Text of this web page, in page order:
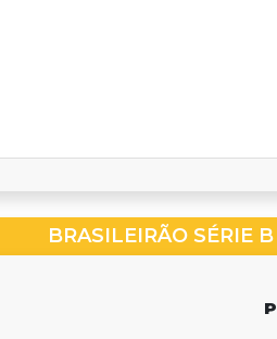
BRASILEIRÃO SÉRIE B
P